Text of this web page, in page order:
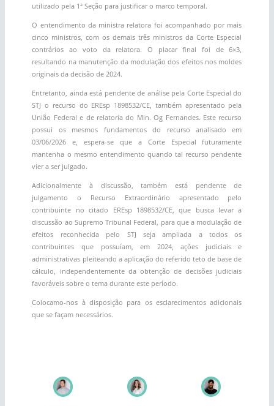
utilizado pela 1ª Seção para justificar o marco temporal.
O entendimento da ministra relatora foi acompanhado por mais
cinco ministros, com os demais três ministros da Corte Especial
contrários ao voto da relatora. O placar final foi de 6×3,
resultando na manutenção da modulação dos efeitos nos moldes
originais da decisão de 2024.
Entretanto, ainda está pendente de análise pela Corte Especial do
STJ o recurso do EREsp 1898532/CE, também apresentado pela
União Federal e de relatoria do Min. Og Fernandes. Este recurso
possui os mesmos fundamentos do recurso analisado em
03/06/2026 e, espera-se que a Corte Especial futuramente
mantenha o mesmo entendimento quando tal recurso pendente
vier a ser julgado.
Adicionalmente à discussão, também está pendente de
julgamento o Recurso Extraordinário apresentado pelo
contribuinte no citado EREsp 1898532/CE, que busca levar a
discussão ao Supremo Tribunal Federal, para que a modulação de
efeitos reconhecida pelo STJ seja ampliada a todos os
contribuintes que possuíam, em 2024, ações judiciais e
administrativas pleiteando a aplicação do referido teto de base de
cálculo, independentemente da obtenção de decisões judiciais
favoráveis sobre o tema durante este período.
Colocamo-nos à disposição para os esclarecimentos adicionais
que se façam necessários.